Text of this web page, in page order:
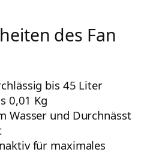
des Fan
bis 45 Liter
0,01 Kg
Wasser und Durchnässt
für maximales